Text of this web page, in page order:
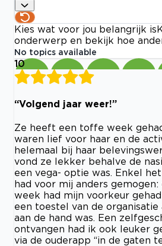
Kies wat voor jou belangrijk is
onderwerp en bekijk hoe
No topics available
10
“Volgend jaar weer!”
Ze heeft een toffe week
waren lief voor haar en de
helemaal bij haar
vond ze lekker behalve de
een vega- optie was. Enkel
had voor mij anders
week had mijn voorkeur
een toestel van de organisatie
aan de hand was. Een
ontvangen had ik ook leuker
via de ouderapp “in de gaten